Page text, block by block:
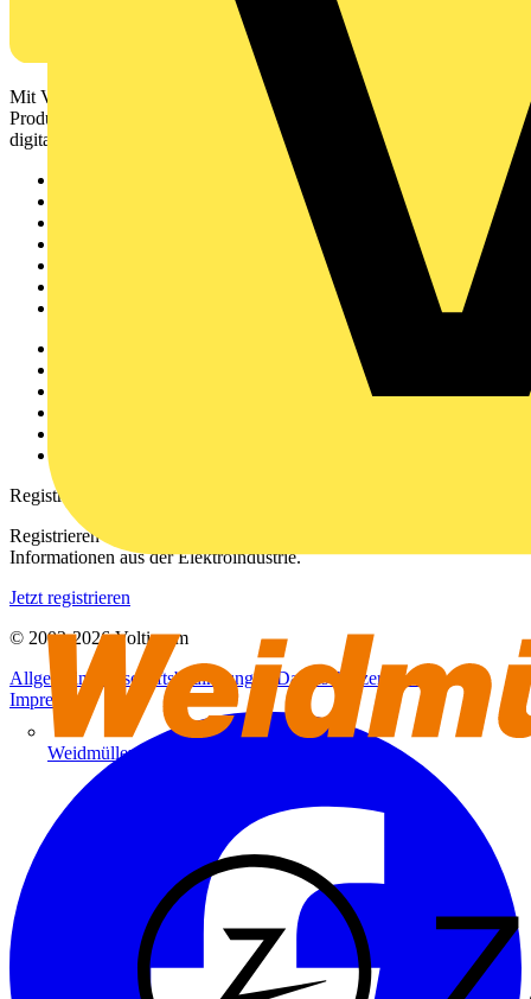
Weidmüller
Mit Voltimum erhalten Elektrofachkräfte Zugang zu Branchennews,
Produktinformationen, Schulungen und Tools – alles auf einer
digitalen Plattform und Community.
Registrierung
Registrieren Sie sich kostenlos und erhalten Sie stets aktuelle
Informationen aus der Elektroindustrie.
Jetzt registrieren
© 2002-2026Voltimum
Allgemeine Geschäftsbedingungen
Datenschutzerklärung
Impressum